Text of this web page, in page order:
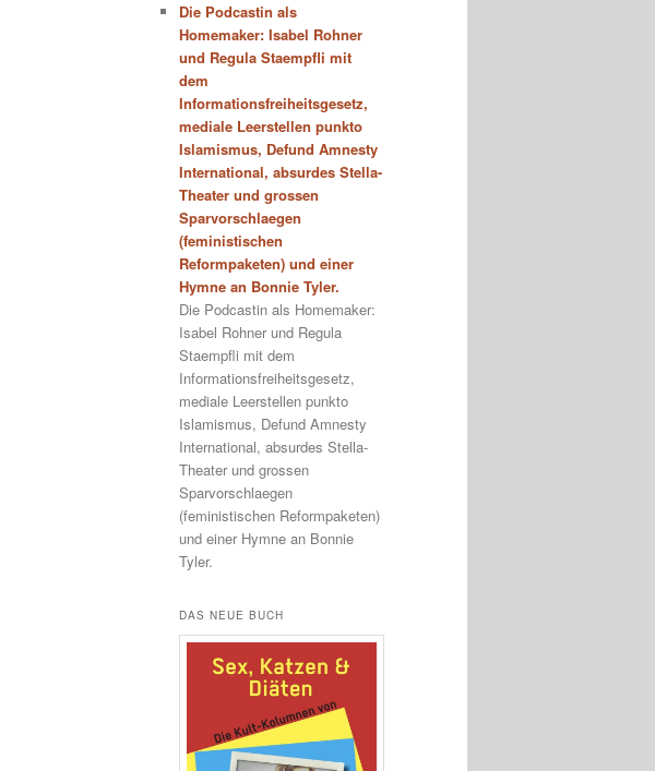
Die Podcastin als
Homemaker: Isabel Rohner
und Regula Staempfli mit
dem
Informationsfreiheitsgesetz,
mediale Leerstellen punkto
Islamismus, Defund Amnesty
International, absurdes Stella-
Theater und grossen
Sparvorschlaegen
(feministischen
Reformpaketen) und einer
Hymne an Bonnie Tyler.
Die Podcastin als Homemaker:
Isabel Rohner und Regula
Staempfli mit dem
Informationsfreiheitsgesetz,
mediale Leerstellen punkto
Islamismus, Defund Amnesty
International, absurdes Stella-
Theater und grossen
Sparvorschlaegen
(feministischen Reformpaketen)
und einer Hymne an Bonnie
Tyler.
DAS NEUE BUCH